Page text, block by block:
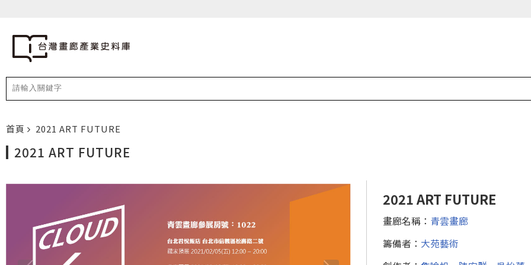
首頁 2021 ART FUTURE
2021 ART FUTURE
2021 ART FUTURE
畫廊名稱： 青雲畫廊
籌備者： 大苑藝術